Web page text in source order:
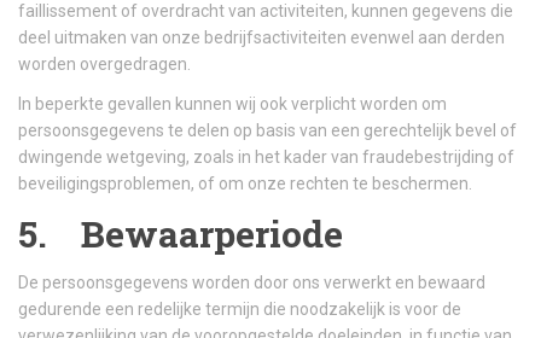
faillissement of overdracht van activiteiten, kunnen gegevens die
deel uitmaken van onze bedrijfsactiviteiten evenwel aan derden
worden overgedragen.
In beperkte gevallen kunnen wij ook verplicht worden om
persoonsgegevens te delen op basis van een gerechtelijk bevel of
dwingende wetgeving, zoals in het kader van fraudebestrijding of
beveiligingsproblemen, of om onze rechten te beschermen.
5. Bewaarperiode
De persoonsgegevens worden door ons verwerkt en bewaard
gedurende een redelijke termijn die noodzakelijk is voor de